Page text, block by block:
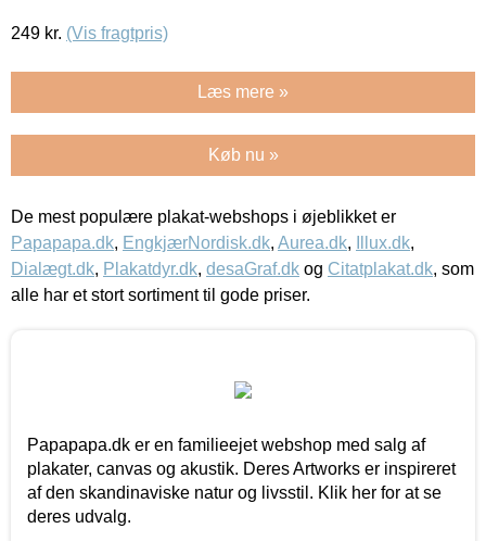
249 kr. (Vis fragtpris)
Læs mere »
Køb nu »
De mest populære plakat-webshops i øjeblikket er
Papapapa.dk, EngkjærNordisk.dk, Aurea.dk, Illux.dk,
Dialægt.dk, Plakatdyr.dk, desaGraf.dk og Citatplakat.dk, som
alle har et stort sortiment til gode priser.
Papapapa.dk er en familieejet webshop med salg af
plakater, canvas og akustik. Deres Artworks er inspireret
af den skandinaviske natur og livsstil. Klik her for at se
deres udvalg.